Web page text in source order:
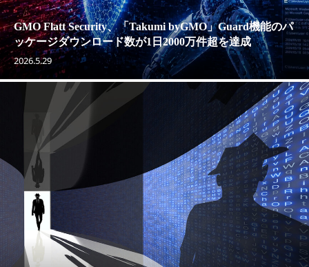
GMO Flatt Security、「Takumi byGMO」Guard機能のパ
ッケージダウンロード数が1日2000万件超を達成
2026.5.29